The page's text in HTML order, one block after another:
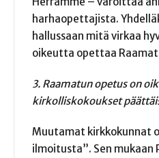
harhaopettajista.
hallussaan mitä virkaa
oikeutta opettaa
3. Raamatun opetus on
kirkolliskokoukset
Muutamat kirkkokunnat
ilmoitusta”. Sen mukaan